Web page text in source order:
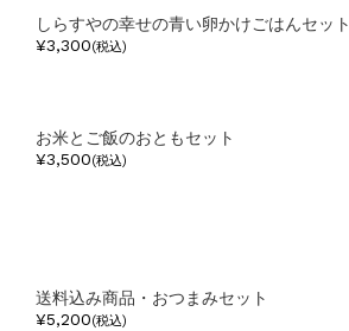
しらすやの幸せの青い卵かけごはんセット
¥3,300(税込)
お米とご飯のおともセット
¥3,500(税込)
送料込み商品・おつまみセット
¥5,200(税込)